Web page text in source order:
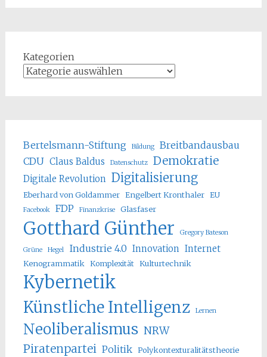
Kategorien
Bertelsmann-Stiftung Bildung
Breitbandausbau
CDU Claus Baldus Datenschutz Demokratie
Digitale Revolution Digitalisierung
Eberhard von Goldammer Engelbert Kronthaler EU
Facebook FDP Finanzkrise Glasfaser
Gotthard Günther Gregory Bateson
Grüne Hegel Industrie 4.0 Innovation Internet
Kenogrammatik Komplexität Kulturtechnik
Kybernetik
Künstliche Intelligenz Lernen
Neoliberalismus NRW
Piratenpartei Politik Polykontexturalitätstheorie